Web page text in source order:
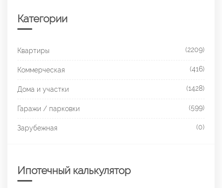
Категории
Квартиры (2209)
Коммерческая (416)
Дома и участки (1428)
Гаражи / парковки (599)
Зарубежная (0)
Ипотечный калькулятор